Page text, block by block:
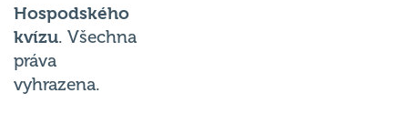
Hospodského
kvízu. Všechna
práva
vyhrazena.